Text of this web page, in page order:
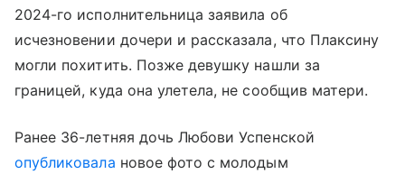
2024-го исполнительница заявила об
исчезновении дочери и рассказала, что Плаксину
могли похитить. Позже девушку нашли за
границей, куда она улетела, не сообщив матери.
Ранее 36-летняя дочь Любови Успенской
опубликовала новое фото с молодым